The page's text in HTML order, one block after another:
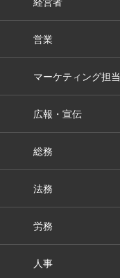
営業
マーケティング担当
広報・宣伝
総務
法務
労務
人事